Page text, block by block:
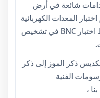
لها استخدامات شائعة في أرض
المعدات الكهربائية
وقياسها. عادةً ما تُستخدم خيوط اختبار BNC في تشخيص
ذكر الموز إلى ذكر
الفنية
،